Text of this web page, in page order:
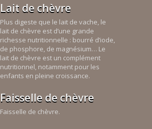
Lait de chèvre
Plus digeste que le lait de vache, le
lait de chèvre est d’une grande
richesse nutritionnelle : bourré d’iode,
de phosphore, de magnésium… Le
lait de chèvre est un complément
nutritionnel, notamment pour les
enfants en pleine croissance.
Faisselle de chèvre
Faisselle de chèvre.